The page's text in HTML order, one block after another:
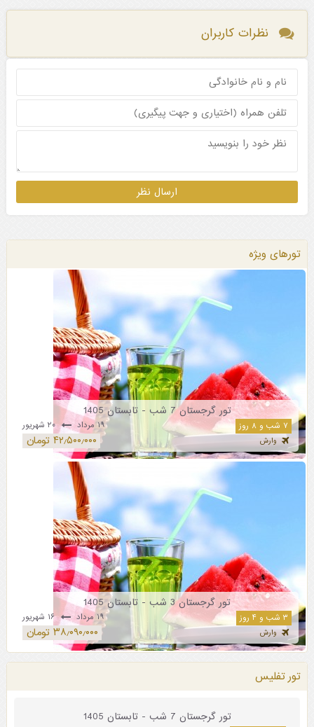
نظرات کاربران
تورهای ویژه
تور گرجستان 7 شب - تابستان 1405
۷ شب و ۸ روز ۱۹ مرداد ۲۰ شهریور
وارش ۴۲٫۵۰۰٫۰۰۰ تومان
تور گرجستان 3 شب - تابستان 1405
۳ شب و ۴ روز ۱۹ مرداد ۱۶ شهریور
وارش ۳۸٫۰۹۰٫۰۰۰ تومان
تور تفلیس
تور گرجستان 7 شب - تابستان 1405